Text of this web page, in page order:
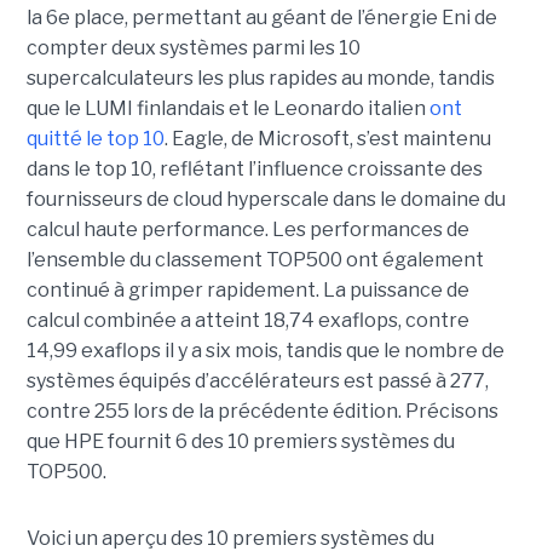
la 6e place, permettant au géant de l’énergie Eni de
compter deux systèmes parmi les 10
supercalculateurs les plus rapides au monde, tandis
que le LUMI finlandais et le Leonardo italien ont
quitté le top 10. Eagle, de Microsoft, s’est maintenu
dans le top 10, reflétant l’influence croissante des
fournisseurs de cloud hyperscale dans le domaine du
calcul haute performance. Les performances de
l’ensemble du classement TOP500 ont également
continué à grimper rapidement. La puissance de
calcul combinée a atteint 18,74 exaflops, contre
14,99 exaflops il y a six mois, tandis que le nombre de
systèmes équipés d’accélérateurs est passé à 277,
contre 255 lors de la précédente édition. Précisons
que HPE fournit 6 des 10 premiers systèmes du
TOP500.
Voici un aperçu des 10 premiers systèmes du